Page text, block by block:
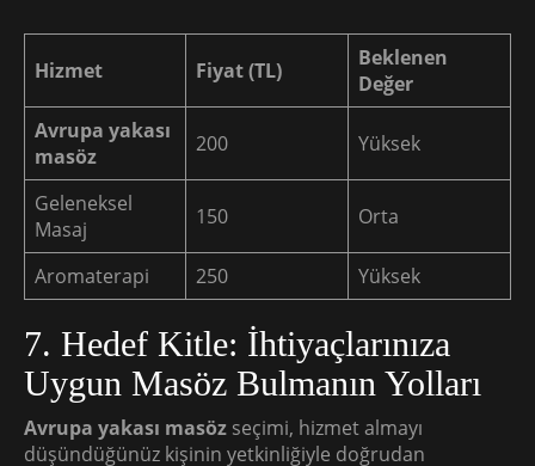
Hizmet Fiyat (TL)
Beklenen
Değer
Avrupa yakası
masöz
200 Yüksek
Geleneksel
Masaj
150 Orta
Aromaterapi 250 Yüksek
7. Hedef Kitle: İhtiyaçlarınıza
Uygun Masöz Bulmanın Yolları
Avrupa yakası masöz seçimi, hizmet almayı
düşündüğünüz kişinin yetkinliğiyle doğrudan